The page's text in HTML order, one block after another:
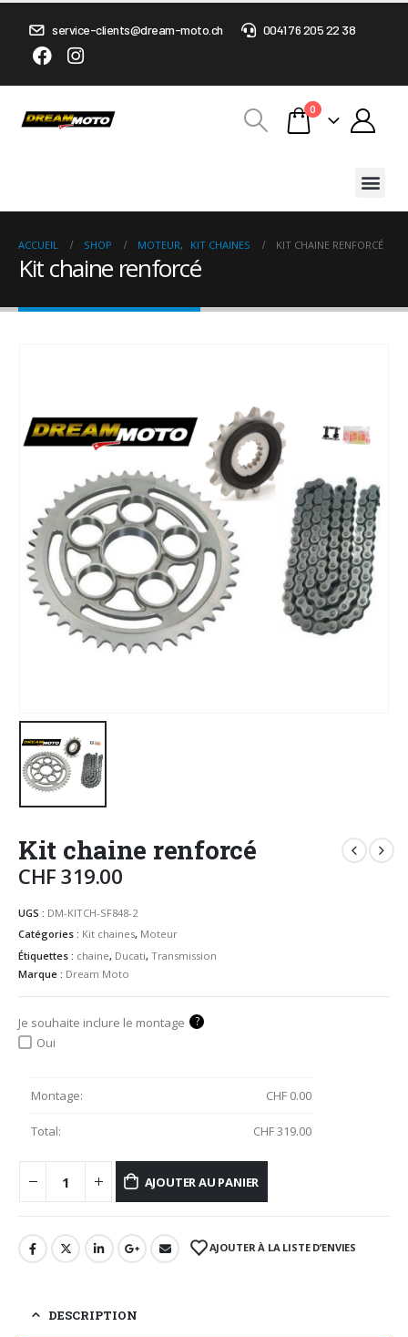
service-clients@dream-moto.ch 0041 76 205 22 38
0
ACCUEIL SHOP MOTEUR, KIT CHAINES KIT CHAINE RENFORCÉ
Kit chaine renforcé
Kit chaine renforcé
CHF319.00
UGS : DM-KITCH-SF848-2
Catégories : Kit chaines, Moteur
Étiquettes : chaine, Ducati, Transmission
Marque : Dream Moto
Je souhaite inclure le montage ?
Oui
Montage: CHF 0.00
Total: CHF319.00
AJOUTER AU PANIER
AJOUTER À LA LISTE D’ENVIES
DESCRIPTION